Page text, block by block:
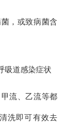
，或致病菌含
吸道感染症状
流、乙流等都
洗即可有效去